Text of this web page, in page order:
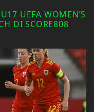
UEFA WOMEN’S
DI SCORE808